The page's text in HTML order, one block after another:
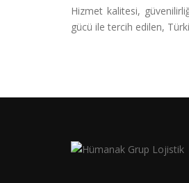
Hizmet kalitesi,
gücü ile tercih edilen,